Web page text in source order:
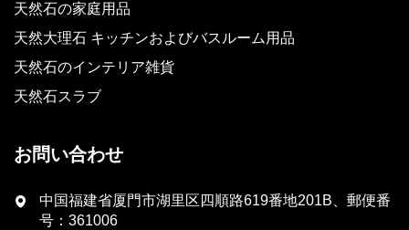
天然石の家庭用品
天然大理石 キッチンおよびバスルーム用品
天然石のインテリア雑貨
天然石スラブ
お問い合わせ
中国福建省厦門市湖里区四順路619番地201B、郵便番
号：361006